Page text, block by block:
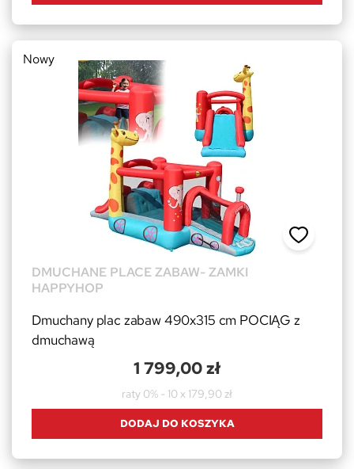
DMUCHANE PLACE ZABAW- ZAMKI
HAPPYHOP
Dmuchany plac zabaw 490x315 cm POCIĄG z
dmuchawą
1 799,00 zł
Nowy
raty 0% - 10 x 179,90 zł
DODAJ DO KOSZYKA